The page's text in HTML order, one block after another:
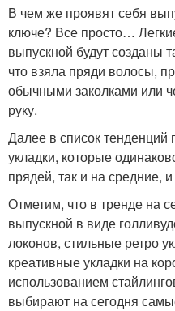
В чем же проявят себя
ключе? Все просто…
выпускной будут созданы
что взяла пряди волосы,
обычными заколками или
руку.
Далее в список
укладки, которые
прядей, так и на средние,
Отметим, что в тренде на
выпускной в виде
локонов, стильные ретро
креативные укладки на
использованием
выбирают на сегодня